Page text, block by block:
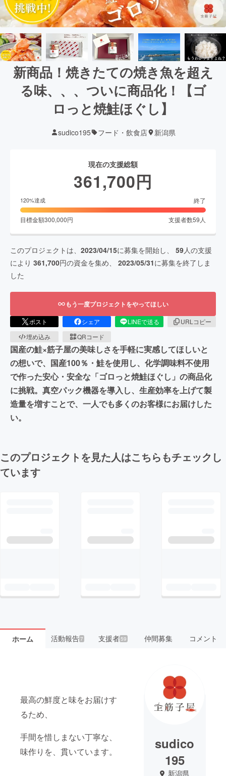
新商品！焼きたての焼き魚を超え
る味、、、ついに商品化！【ゴ
ロっと焼鮭ほぐし】
sudico195 フード・飲食店 新潟県
現在の支援総額
361,700円
120%達成 終了
目標金額300,000円 支援者数59 人
このプロジェクトは、 2023/04/15に募集を開始し、 59人の支援
により 361,700円の資金を集め、 2023/05/31に募集を終了しま
した
もう一度プロジェクトをやってほしい
ポスト シェア LINEで送る
URLコピー
埋め込み
QRコード
国産の鮭×筋子屋の美味しさを手軽に実感してほしいと
の想いで、国産100％・鮭を使用し、化学調味料不使用
で作った安心・安全な「ゴロっと焼鮭ほぐし」の商品化
に挑戦。真空パック機器を導入し、生産効率を上げて製
造量を増すことで、一人でも多くのお客様にお届けした
い。
このプロジェクトを見た人はこちらもチェックし
ています
ホーム 活動報告7 支援者59 仲間募集 コメント
最高の鮮度と味をお届けす
るため、
手間を惜しまない丁寧な、
味作りを、貫いています。
sudico
195
新潟県